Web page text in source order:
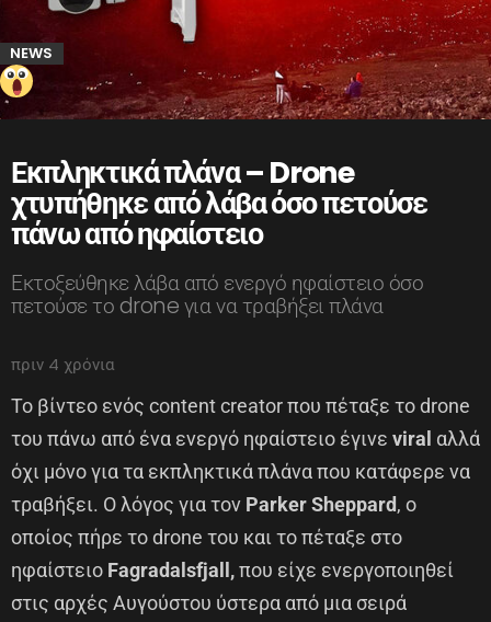
NEWS
Εκπληκτικά πλάνα – Drone
χτυπήθηκε από λάβα όσο πετούσε
πάνω από ηφαίστειο
Εκτοξεύθηκε λάβα από ενεργό ηφαίστειο όσο
πετούσε το drone για να τραβήξει πλάνα
πριν 4 χρόνια
Το βίντεο ενός content creator που πέταξε το drone
του πάνω από ένα ενεργό ηφαίστειο έγινε viral αλλά
όχι μόνο για τα εκπληκτικά πλάνα που κατάφερε να
τραβήξει. Ο λόγος για τον Parker Sheppard, ο
οποίος πήρε το drone του και το πέταξε στο
ηφαίστειο Fagradalsfjall,που είχε ενεργοποιηθεί
στις αρχές Αυγούστου ύστερα από μια σειρά